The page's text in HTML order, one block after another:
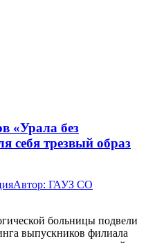
«Урала без
себя трезвый образ
Автор: ГАУЗ СО
больницы подвели
выпускников филиала